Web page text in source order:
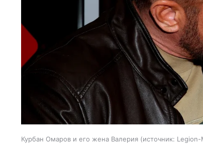
Курбан Омаров и его жена Валерия источник: Legion-